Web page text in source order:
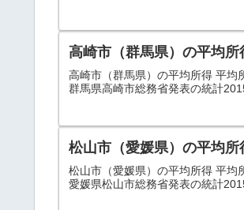
高崎市（群馬県）の平均所
高崎市（群馬県）の平均所得 平均
群馬県高崎市総務省発表の統計
松山市（愛媛県）の平均所
松山市（愛媛県）の平均所得 平均
愛媛県松山市総務省発表の統計